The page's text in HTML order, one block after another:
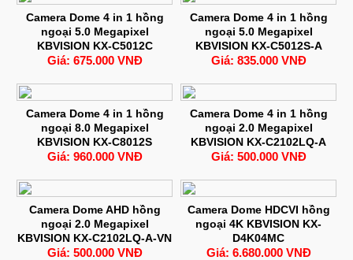
Camera Dome 4 in 1 hồng
ngoại 5.0 Megapixel
KBVISION KX-C5012C
Giá: 675.000 VNĐ
Camera Dome 4 in 1 hồng
ngoại 5.0 Megapixel
KBVISION KX-C5012S-A
Giá: 835.000 VNĐ
Camera Dome 4 in 1 hồng
ngoại 8.0 Megapixel
KBVISION KX-C8012S
Giá: 960.000 VNĐ
Camera Dome 4 in 1 hồng
ngoại 2.0 Megapixel
KBVISION KX-C2102LQ-A
Giá: 500.000 VNĐ
Camera Dome AHD hồng
ngoại 2.0 Megapixel
KBVISION KX-C2102LQ-A-VN
Giá: 500.000 VNĐ
Camera Dome HDCVI hồng
ngoại 4K KBVISION KX-
D4K04MC
Giá: 6.680.000 VNĐ